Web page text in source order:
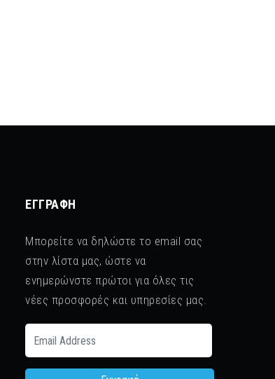
ΕΓΓΡΑΦΉ
Μπορείτε να δηλώστε το email σας
στην λίστα μας, ώστε να
ενημερώνστε πρώτοι για όλες τις
νέες προσφορές και υπηρεσίες μας.